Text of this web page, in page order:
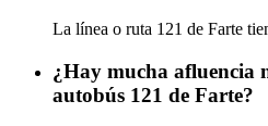
La línea o ruta 121 de Farte
¿Hay mucha afluencia
autobús 121 de Farte?